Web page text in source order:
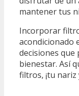
mantener tus
Incorporar
acondicionado
decisiones
bienestar. Así
filtros, ¡tu